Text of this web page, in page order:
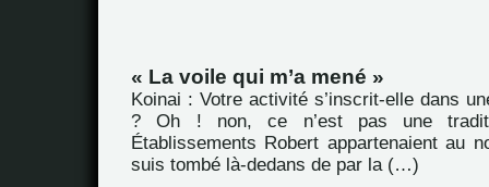
« La voile qui m’a mené »
Koinai : Votre activité s’inscrit-elle dans
? Oh ! non, ce n’est pas une
Établissements Robert appartenaient au
suis tombé là-dedans de par la (…)